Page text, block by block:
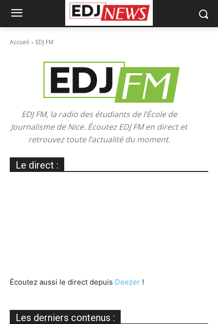
Accueil EDJ FM
EDJ FM, la radio des étudiants de l’École de
Journalisme de Nice. Écoutez EDJ FM en direct et
retrouvez toute l’actualité du moment.
Le direct :
Écoutez aussi le direct depuis Deezer !
Les derniers contenus :